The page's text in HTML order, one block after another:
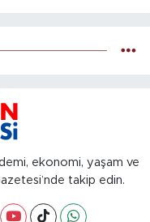
ekonomi, yaşam ve
takip edin.